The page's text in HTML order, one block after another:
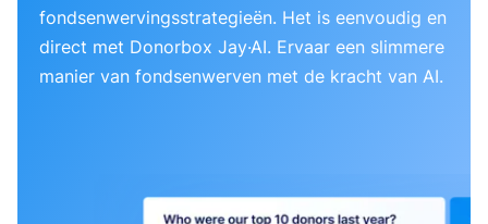
fondsenwervingsstrategieën. Het is eenvoudig en
direct met Donorbox Jay·AI. Ervaar een slimmere
manier van fondsenwerven met de kracht van AI.